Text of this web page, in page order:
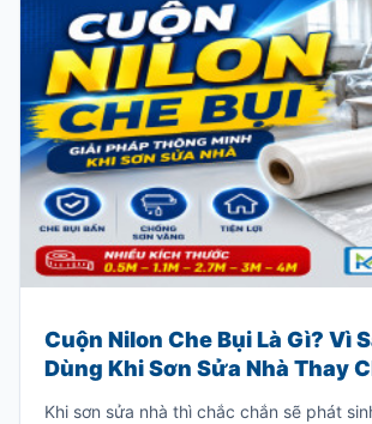
v.v…
Cuộn Nilon Che Bụi Là Gì? Vì
Dùng Khi Sơn Sửa Nhà Thay
Truyền Thống?
Khi sơn sửa nhà thì chắc chắn sẽ phát